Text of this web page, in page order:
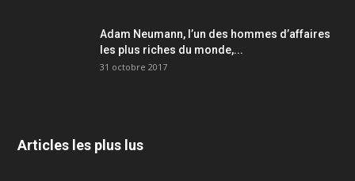
Adam Neumann, l’un des hommes d’affaires
les plus riches du monde,...
31 octobre 2017
Articles les plus lus